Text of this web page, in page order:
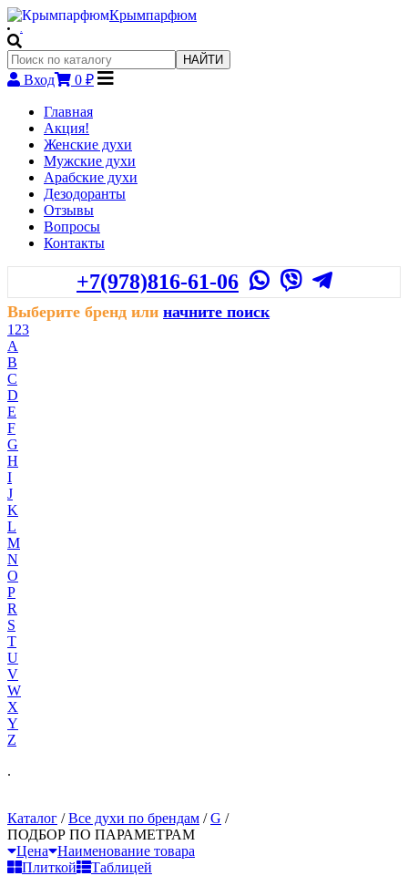
Крымпарфюм
НАЙТИ
Вход 0 ₽
Главная
Акция!
Женские духи
Мужские духи
Арабские духи
Дезодоранты
Отзывы
Вопросы
Контакты
+7(978)816-61-06
Выберите бренд или начните поиск
123
A
B
C
D
E
F
G
H
I
J
K
L
M
N
O
P
R
S
T
U
V
W
X
Y
Z
.
Каталог /Все духи по брендам /G /
ПОДБОР ПО ПАРАМЕТРАМ
Цена
Наименование товара
Плиткой
Таблицей